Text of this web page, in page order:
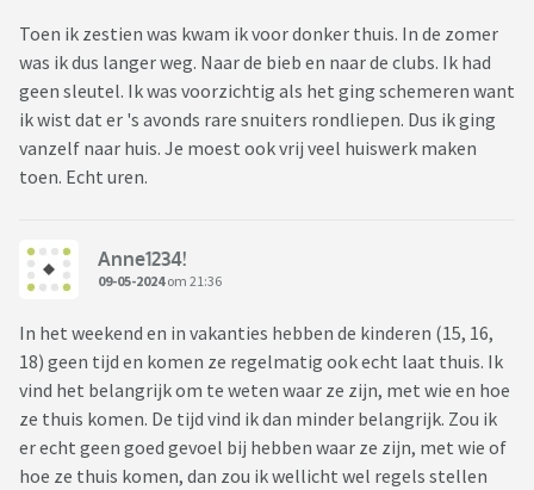
Toen ik zestien was kwam ik voor donker thuis. In de zomer
was ik dus langer weg. Naar de bieb en naar de clubs. Ik had
geen sleutel. Ik was voorzichtig als het ging schemeren want
ik wist dat er 's avonds rare snuiters rondliepen. Dus ik ging
vanzelf naar huis. Je moest ook vrij veel huiswerk maken
toen. Echt uren.
Anne1234!
09-05-2024om 21:36
In het weekend en in vakanties hebben de kinderen (15, 16,
18) geen tijd en komen ze regelmatig ook echt laat thuis. Ik
vind het belangrijk om te weten waar ze zijn, met wie en hoe
ze thuis komen. De tijd vind ik dan minder belangrijk. Zou ik
er echt geen goed gevoel bij hebben waar ze zijn, met wie of
hoe ze thuis komen, dan zou ik wellicht wel regels stellen